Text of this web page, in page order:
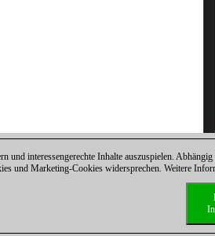
interessengerechte Inhalte auszuspielen.
und Marketing-Cookies widersprechen. Weitere